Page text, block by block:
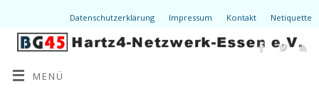
Datenschutzerklärung Impressum Kontakt Netiquette
MENÜ